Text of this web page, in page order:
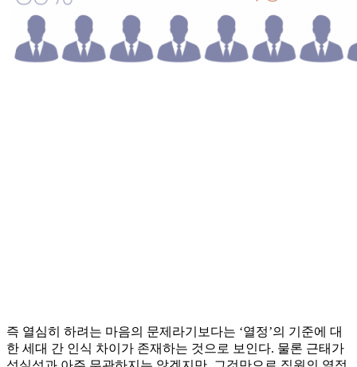
즉 열심히 하려는 마음의 문제라기보다는 ‘열정’의 기준에 대
한 세대 간 인식 차이가 존재하는 것으로 보인다. 물론 근태가